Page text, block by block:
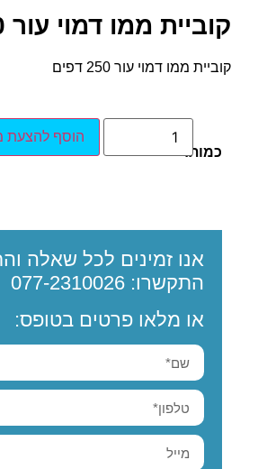
קוביית ממו דמוי עור 250 דפים
קוביית ממו דמוי עור 250 דפים
כמות:
הוסף להצעת
אנו זמינים לכל שאלה
התקשרו: 077-2310026
או מלאו פרטים בטופס: